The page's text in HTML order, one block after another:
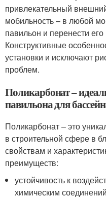
привлекательный
мобильность – в любой
павильон и перенести
Конструктивные
установки и исключают
проблем.
Поликарбонат –
павильона для
Поликарбонат – это
в строительной сфере в
свойствам и
преимуществ:
устойчивость к
химическим